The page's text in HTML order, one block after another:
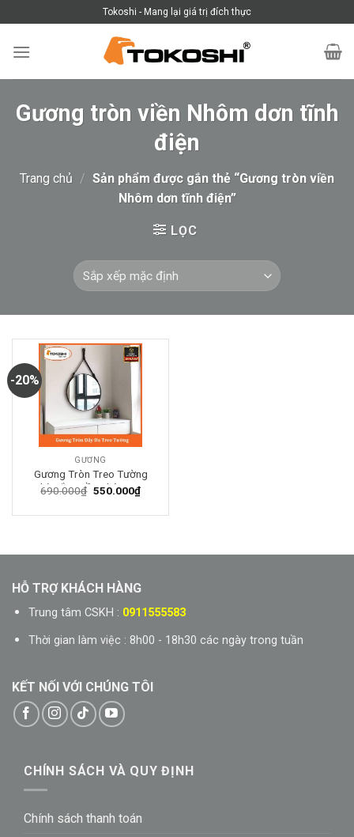
to
content
Tokoshi - Mang lại giá trị đích thực
Gương tròn viền Nhôm dơn tĩnh
điện
Trang chủ / Sản phẩm được gắn thẻ “Gương tròn viền
Nhôm dơn tĩnh điện”
LỌC
-20%
GƯƠNG
Gương Tròn Treo Tường
Nhà Tắm Viền Nhôm Sơn
Tĩnh Điện KT 60×60
690.000₫ Giá
550.000₫Giá
hiện
HỖ TRỢ KHÁCH HÀNG
Trung tâm CSKH : 0911555583
Thời gian làm việc : 8h00 - 18h30 các ngày trong tuần
KẾT NỐI VỚI CHÚNG TÔI
CHÍNH SÁCH VÀ QUY ĐỊNH
Chính sách thanh toán